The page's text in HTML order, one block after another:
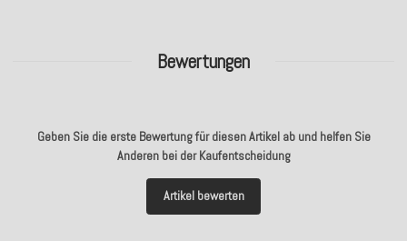
Bewertungen
Geben Sie die erste Bewertung für diesen Artikel ab und helfen Sie
Anderen bei der Kaufentscheidung
Artikel bewerten